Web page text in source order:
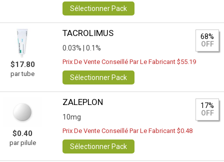
Sélectionner Pack
$17.80
par tube
TACROLIMUS
0.03% | 0.1%
68%
OFF
Prix De Vente Conseillé Par Le Fabricant $55.19
Sélectionner Pack
$0.40
par pilule
ZALEPLON
10mg
17%
OFF
Prix De Vente Conseillé Par Le Fabricant $0.48
Sélectionner Pack